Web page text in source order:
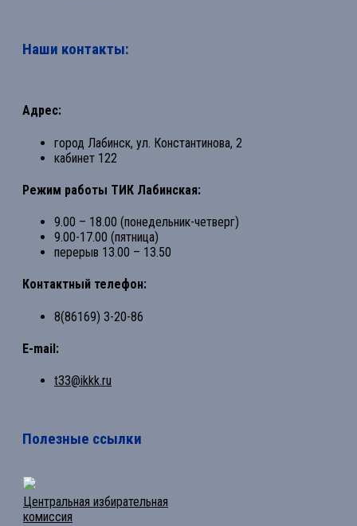
Наши контакты:
Адрес:
город Лабинск, ул. Константинова, 2
кабинет 122
Режим работы ТИК Лабинская:
9.00 – 18.00 (понедельник-четверг)
9.00-17.00 (пятница)
перерыв 13.00 – 13.50
Контактный телефон:
8(86169) 3-20-86
E-mail:
t33@ikkk.ru
Полезные ссылки
Центральная избирательная
комиссия